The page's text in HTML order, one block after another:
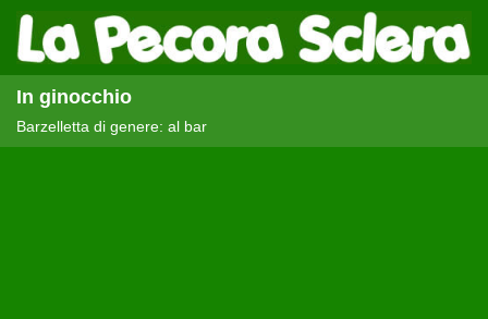
In ginocchio
Barzelletta di genere: al bar